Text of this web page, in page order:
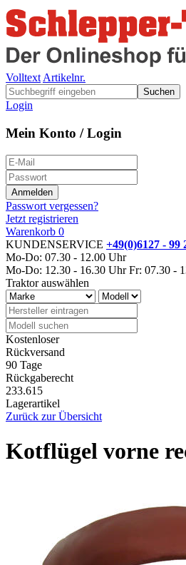
Volltext Artikelnr.
Suchen
Login
Mein Konto / Login
Passwort vergessen?
Jetzt registrieren
Warenkorb 0
KUNDENSERVICE +49(0)6127 - 99
Mo-Do: 07.30 - 12.00 Uhr
Mo-Do: 12.30 - 16.30 Uhr Fr: 07.30 -
Traktor auswählen
Kostenloser
Rückversand
90 Tage
Rückgaberecht
233.615
Lagerartikel
Zurück zur Übersicht
Kotflügel vorne